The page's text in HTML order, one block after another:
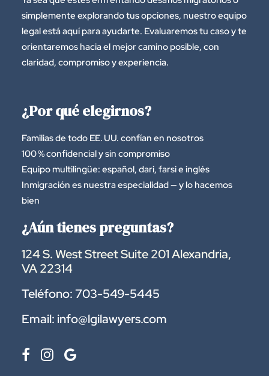
simplemente explorando tus opciones, nuestro equipo
legal está aquí para ayudarte. Evaluaremos tu caso y te
orientaremos hacia el mejor camino posible, con
claridad, compromiso y experiencia.
¿Por qué elegirnos?
Familias de todo EE. UU. confían en nosotros
100 % confidencial y sin compromiso
Equipo multilingüe: español, dari, farsi e inglés
Inmigración es nuestra especialidad — y lo hacemos
bien
¿Aún tienes preguntas?
124 S. West Street Suite 201 Alexandria,
VA 22314
Teléfono:703-549-5445
Email: info@lgilawyers.com